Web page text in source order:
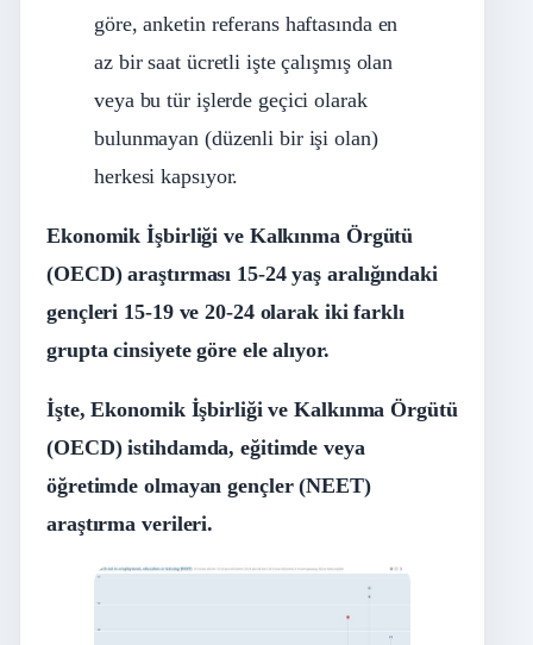
göre, anketin referans haftasında en
az bir saat ücretli işte çalışmış olan
veya bu tür işlerde geçici olarak
bulunmayan (düzenli bir işi olan)
herkesi kapsıyor.
Ekonomik İşbirliği ve Kalkınma Örgütü
(OECD) araştırması 15-24 yaş aralığındaki
gençleri 15-19 ve 20-24 olarak iki farklı
grupta cinsiyete göre ele alıyor.
İşte, Ekonomik İşbirliği ve Kalkınma Örgütü
(OECD) istihdamda, eğitimde veya
öğretimde olmayan gençler (NEET)
araştırma verileri.